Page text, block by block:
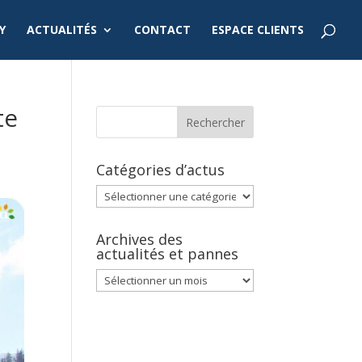
ACTUALITÉS CONTACT ESPACE CLIENTS
Catégories d’actus
Catégories
d’actus
Archives des
actualités et pannes
Archives
des